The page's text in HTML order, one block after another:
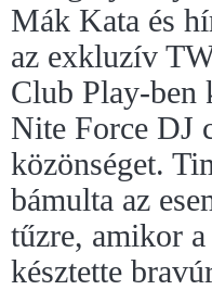
Mák Kata és
az exkluzív
Club Play-ben
Nite Force DJ
közönséget.
bámulta az
tűzre, amikor
késztette